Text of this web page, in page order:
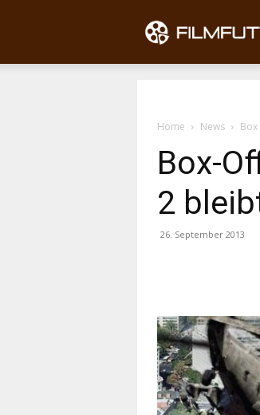
Home News
Box-
2
26. September 2013